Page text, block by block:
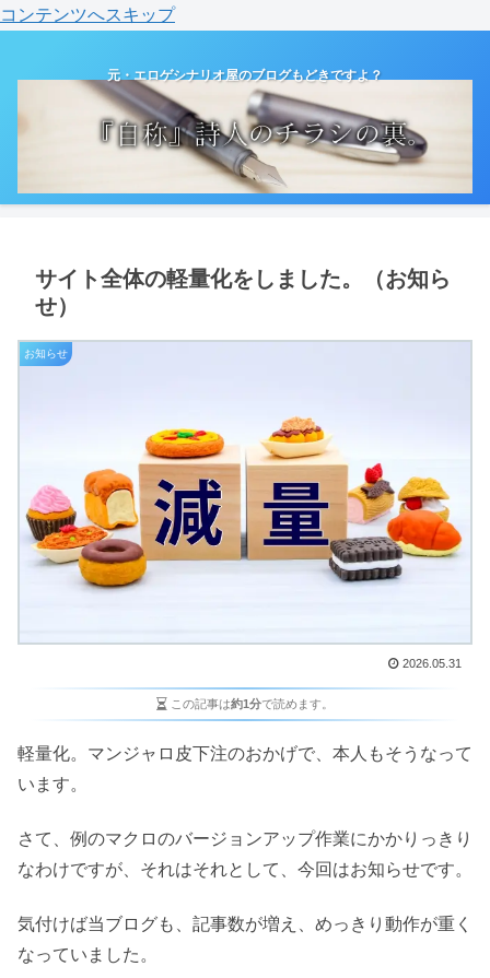
コンテンツへスキップ
元・エロゲシナリオ屋のブログもどきですよ？
サイト全体の軽量化をしました。（お知ら
せ）
お知らせ
2026.05.31
この記事は約1分で読めます。
軽量化。マンジャロ皮下注のおかげで、本人もそうなって
います。
さて、例のマクロのバージョンアップ作業にかかりっきり
なわけですが、それはそれとして、今回はお知らせです。
気付けば当ブログも、記事数が増え、めっきり動作が重く
なっていました。